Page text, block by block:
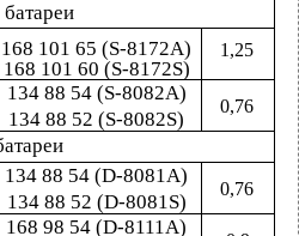
168 101 65 (S-8172А) 1,25
168 101 60 (S-8172S)
134 88 54 (S-8082А)
0,76
134 88 52 (S-8082S)
134 88 54 (D-8081А)
0,76
134 88 52 (D-8081S)
168 98 54 (D-8111А)